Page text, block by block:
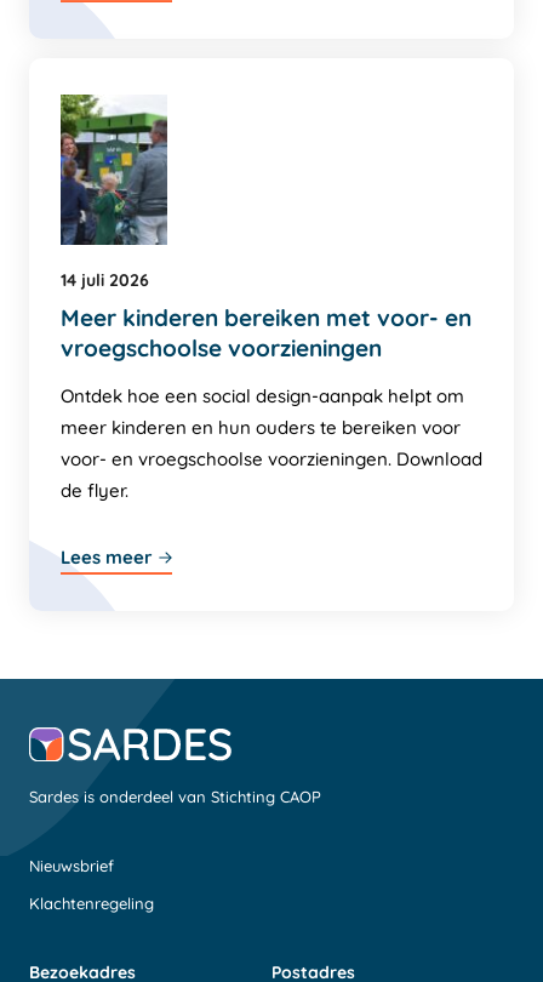
14 juli 2026
Meer kinderen bereiken met voor- en
vroegschoolse voorzieningen
Ontdek hoe een social design-aanpak helpt om
meer kinderen en hun ouders te bereiken voor
voor- en vroegschoolse voorzieningen. Download
de flyer.
Lees meer
Sardes is onderdeel van Stichting CAOP
Nieuwsbrief
Klachtenregeling
Bezoekadres Postadres